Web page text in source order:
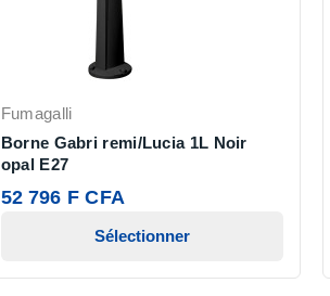
Fumagalli
Borne Gabri remi/Lucia 1L Noir
opal E27
52 796 F CFA
Sélectionner